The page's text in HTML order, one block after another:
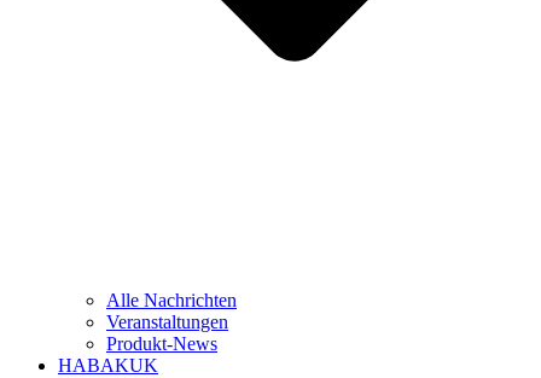
Alle Nachrichten
Veranstaltungen
Produkt-News
HABAKUK